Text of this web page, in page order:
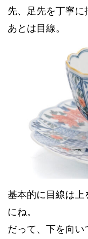
先、足先を丁寧に
あとは目線。
基本的に目線は上
にね。
だって、下を向